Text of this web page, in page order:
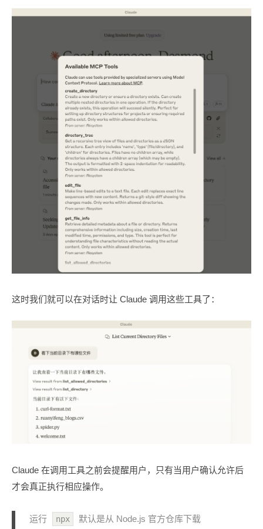
这时我们就可以在对话时让 Claude 调用这些工具了：
Claude 在调用工具之前会提醒用户，只有当用户确认允许后
才会真正执行相应操作。
运行 npx
默认是从 Node.js 官方仓库下载